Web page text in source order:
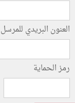
العنون البريدي
رمز الحماية